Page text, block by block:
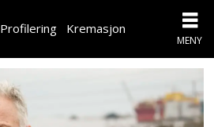
Profilering Kremasjon